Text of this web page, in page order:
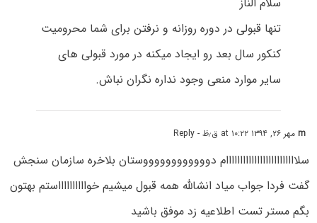
تنها قبولی در دوره روزانه و نرفتن برای شما محرومیت
کنکور سال بعد رو ایجاد میکنه در مورد قبولی های
سایر موارد منعی وجود نداره نگران نباش.
mمهر ۲۶, ۱۳۹۴ at ۱۰:۲۲ ق٫ظ - Reply
سلااااااااااااااااااااااااام دووووووووووووستان بلاخره سازمان سنجش
گفت فردا جواب میاد انشالله همه قبول میشیم خوااااااااااستم بهتون
بگم مستر تست اطلاعیه زد موفق باشید